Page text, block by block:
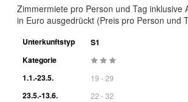
Zimmermiete pro Person und Tag inklusive
in Euro ausgedrückt (Preis pro Person und
Unterkunftstyp
S1
Kategorie
1.1.-23.5.
19 - 29
23.5.-13.6. 22 - 32